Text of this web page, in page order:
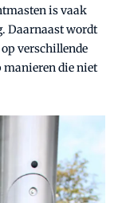
is vaak
Daarnaast wordt
verschillende
manieren die niet